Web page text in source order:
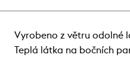
Vyrobeno z větru odolné
Teplá látka na bočních